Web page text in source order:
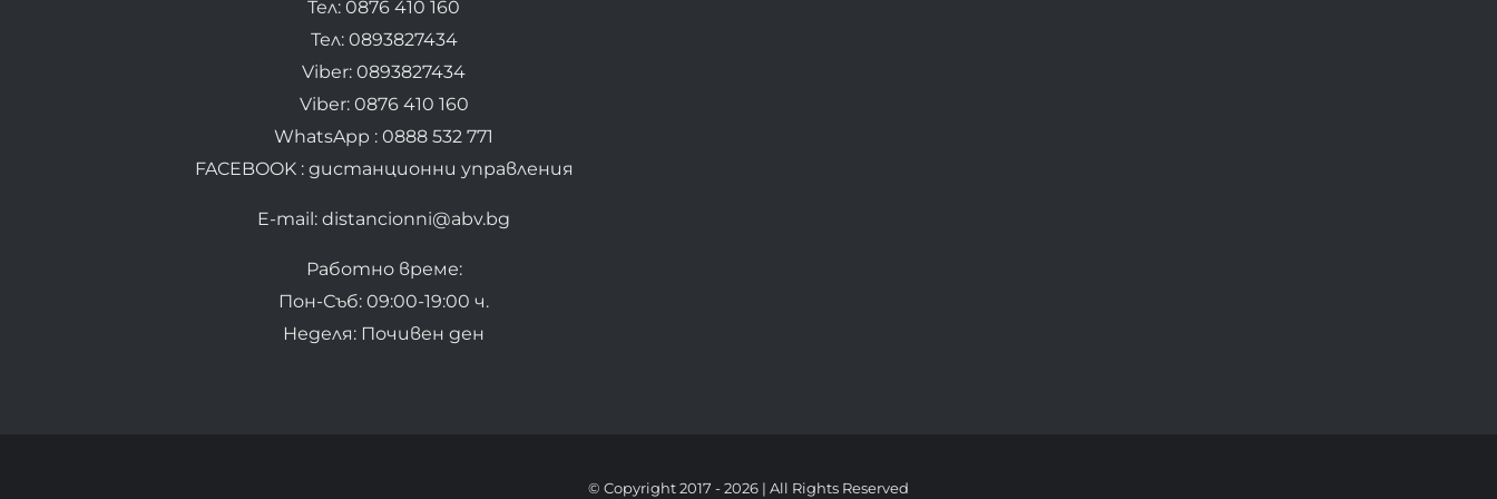
Тел: 0876 410 160
Тел: 0893827434
Viber: 0893827434
Viber: 0876 410 160
WhatsApp : 0888 532 771
FACEBOOK : дистанционни управления
E-mail: distancionni@abv.bg
Работно време:
Пон-Съб: 09:00-19:00 ч.
Неделя: Почивен ден
© Copyright 2017 -2026 | All Rights Reserved